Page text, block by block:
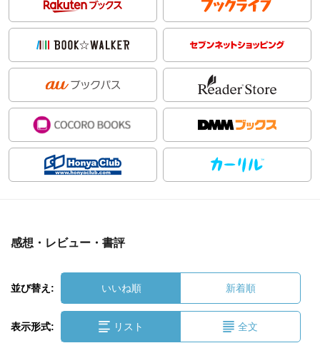
感想・レビュー・書評
並び替え: いいね順 新着順
表示形式: リスト 全文